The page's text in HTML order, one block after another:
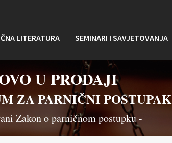
LITERATURA SEMINARI I SAVJETOVANJA
U PRODAJI
ZA PARNIČNI POSTUPAK
Zakon o parničnom postupku -